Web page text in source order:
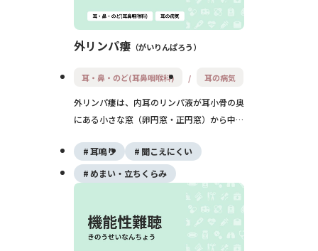
外リンパ瘻 がいりんぱろう
耳・鼻・のど(耳鼻咽喉科) 耳の病気
外リンパ瘻は、内耳のリンパ液が耳小骨の奥
にある小さな窓（卵円窓・正円窓）から中耳
み、ダイビングなどをきっかけに、急な難聴
や耳鳴り、めまいが起こります。早期に安静
や手術などの適切な治療を行うことで、症状
耳鳴り
聞こえにくい
めまい・立ちくらみ